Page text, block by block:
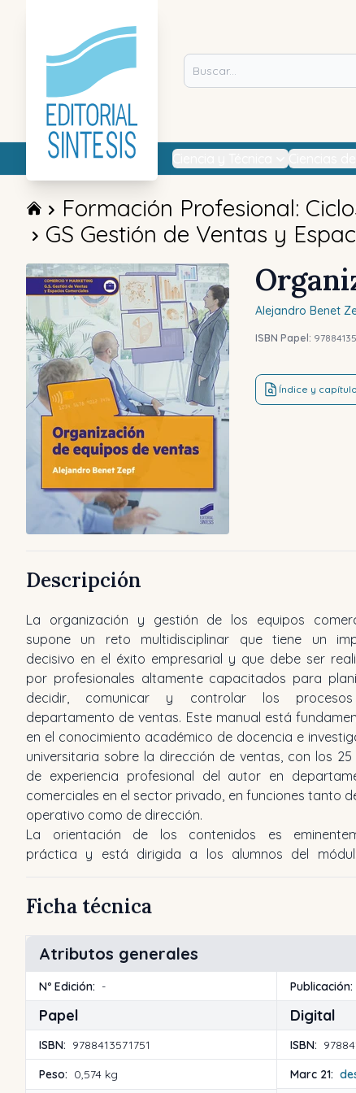
Formación Profesional:
GS Gestión de Ventas y
Alejandro Benet
ISBN Papel:
Índice y
Descripción
La organización y gestión de los equipos
supone un reto multidisciplinar que tiene un
decisivo en el éxito empresarial y que debe ser
por profesionales altamente capacitados para
decidir, comunicar y controlar los
departamento de ventas. Este manual está
en el conocimiento académico de docencia e
universitaria sobre la dirección de ventas, con los 25
de experiencia profesional del autor en
comerciales en el sector privado, en funciones tanto
operativo como de dirección.
La orientación de los contenidos es
práctica y está dirigida a los alumnos del
Ficha técnica
Atributos generales
Nº Edición: - Publicación:
Papel
ISBN: 9788413571751
Peso: 0,574 kg
Digital
ISBN:
Marc 21: